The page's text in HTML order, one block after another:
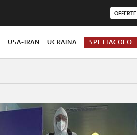
USA-IRAN UCRAINA SPETTACOLO